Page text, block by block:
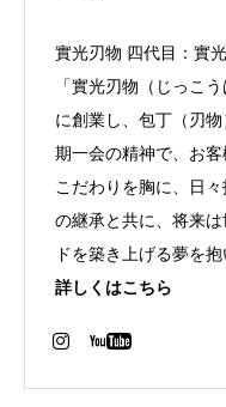
實光刃物 四代目：實
「實光刃物（じっこ
に創業し、包丁（刃
期一会の精神で、お
こだわりを胸に、日
の継承と共に、将来
ドを築き上げる夢を抱
詳しくはこちら